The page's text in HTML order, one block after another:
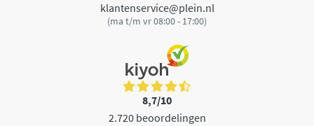
klantenservice@plein.nl
(ma t/m vr 08:00 - 17:00)
8,7/10
2.720 beoordelingen